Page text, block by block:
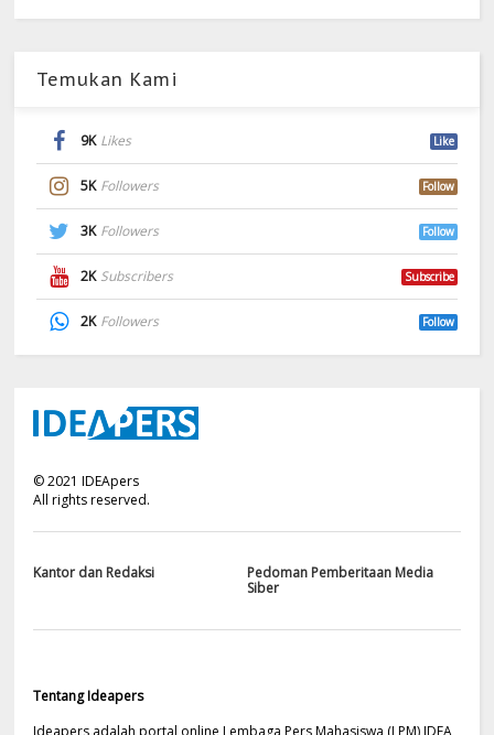
Temukan Kami
9K Likes Like
5K Followers Follow
3K Followers Follow
2K Subscribers Subscribe
2K Followers Follow
©2021 IDEApers
All rights reserved.
Kantor dan Redaksi
Pedoman Pemberitaan Media
Siber
Tentang Ideapers
Ideapers adalah portal online Lembaga Pers Mahasiswa (LPM) IDEA